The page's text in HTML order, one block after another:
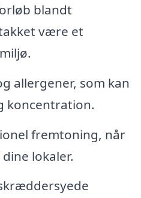
blandt
være et
allergener, som kan
koncentration.
fremtoning, når
lokaler.